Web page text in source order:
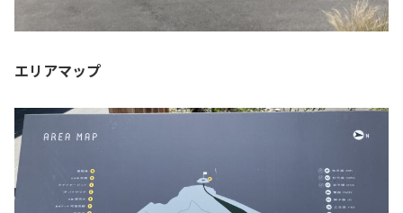
エリアマップ